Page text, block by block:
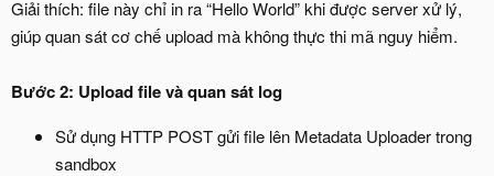
Giải thích: file này chỉ in ra “Hello World” khi được server xử lý,
giúp quan sát cơ chế upload mà không thực thi mã nguy hiểm.
Bước 2: Upload file và quan sát log
Sử dụng HTTP POST gửi file lên Metadata Uploader trong
sandbox